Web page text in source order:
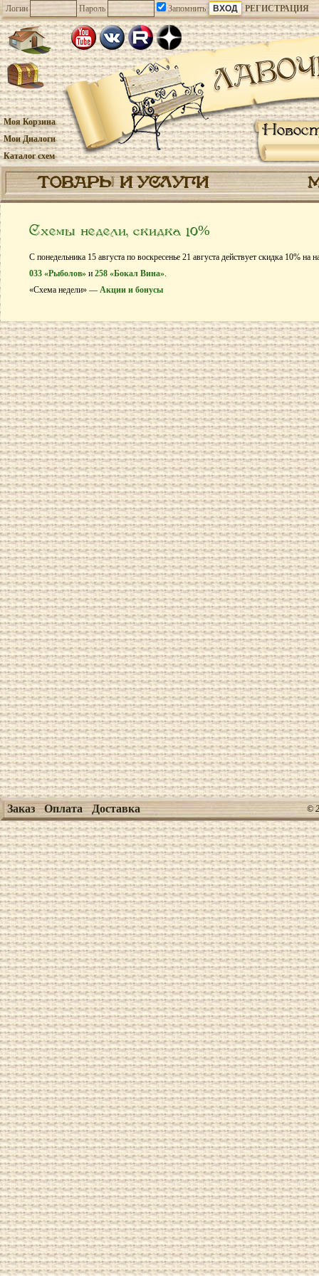
Логин Пароль Запомнить РЕГИСТРАЦИЯ
Моя Корзина
Мои Диалоги
Каталог схем
ТОВАРЫ И УСЛУГИ
Схемы недели, скидка 10%
С понедельника 15 августа по воскресенье 21 августа действует скидка 10% на
033 «Рыболов» и 258 «Бокал Вина».
«Схема недели» — Акции и бонусы
Заказ Оплата Доставка ©